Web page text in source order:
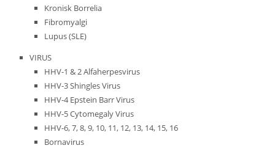
Kronisk Borrelia
Fibromyalgi
Lupus (SLE)
VIRUS
HHV-1 & 2 Alfaherpesvirus
HHV-3 Shingles Virus
HHV-4 Epstein Barr Virus
HHV-5 Cytomegaly Virus
HHV-6, 7, 8, 9, 10, 11, 12, 13, 14, 15, 16
Bornavirus